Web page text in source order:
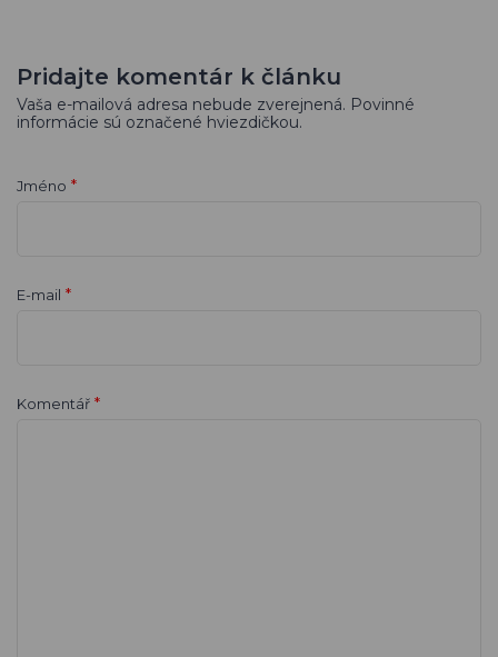
Pridajte komentár k článku
Vaša e-mailová adresa nebude zverejnená. Povinné
informácie sú označené hviezdičkou.
Jméno *
E-mail *
Komentář *